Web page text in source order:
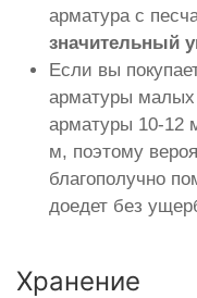
арматура с
значительный
Если вы
арматуры
арматуры 10-12
м, поэтому
благополучно
доедет без
Хранение